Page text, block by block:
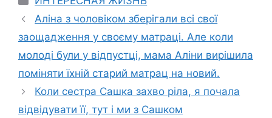
Аліна з чоловіком зберігали всі свої
заощадження у своєму матраці. Але коли
молоді були у відпустці, мама Аліни вирішила
поміняти їхній старий матрац на новий.
Коли сестра Сашка захво ріла, я почала
відвідувати її, тут і ми з Сашком